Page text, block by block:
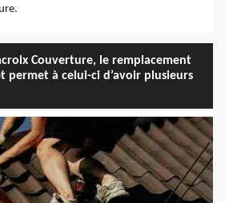
Couverture, le remplacement
permet à celui-ci d’avoir plusieurs